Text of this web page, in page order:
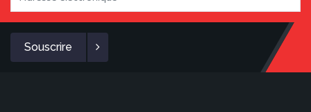
Souscrire